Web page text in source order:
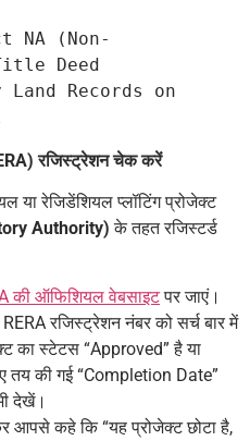
Deed
रजिस्ट्रेशन चेक करें
या रेजिडेंशियल प्लॉटिंग प्रोजेक्ट
Authority) के तहत रजिस्टर्ड
की ऑफिशियल वेबसाइटपर जाएं।
RERA रजिस्ट्रेशन नंबर को सर्च बार में
का स्टेटस “Approved” है या
तय की गई “Completion Date”
देखें।
आपसे कहे कि “यह प्रोजेक्ट छोटा है,